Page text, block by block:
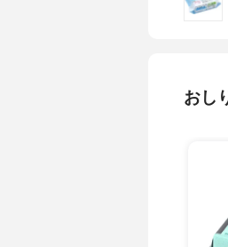
おし